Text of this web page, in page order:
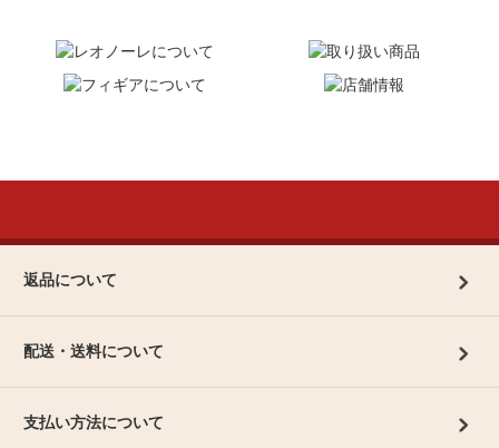
返品について
配送・送料について
支払い方法について